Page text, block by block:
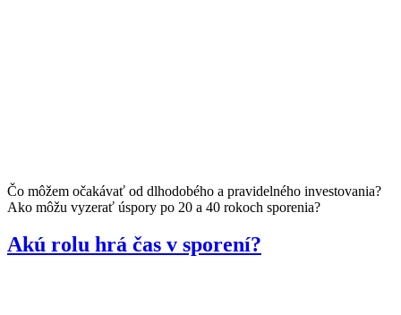
Čo môžem očakávať od dlhodobého a pravidelného investovania?
Ako môžu vyzerať úspory po 20 a 40 rokoch sporenia?
Akú rolu hrá čas v sporení?